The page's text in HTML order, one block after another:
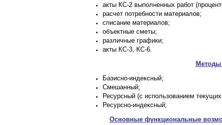
акты КС-2 выполненных работ
расчет потребности материалов;
списание материалов;
объектные сметы;
различные графики;
акты КС-3, КС-6.
Методы
Базисно-индексный;
Смешанный;
Ресурсный (с использованием
Ресурсно-индексный;
Основные функциональные